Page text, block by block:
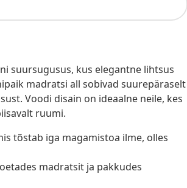
suursugusus, kus elegantne lihtsus
madratsi all sobivad suurepäraselt
Voodi disain on ideaalne neile, kes
ruumi.
tõstab iga magamistoa ilme, olles
madratsit ja pakkudes